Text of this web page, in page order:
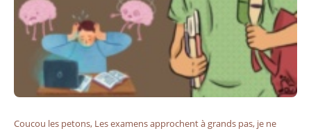
Coucou les petons, Les examens approchent à grands pas, je ne